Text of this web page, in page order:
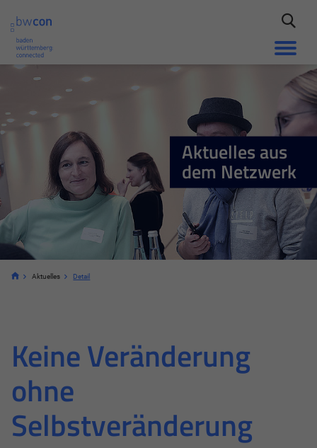
Aktuelles aus
dem Netzwerk
Aktuelles Detail
Keine Veränderung
ohne
Selbstveränderung